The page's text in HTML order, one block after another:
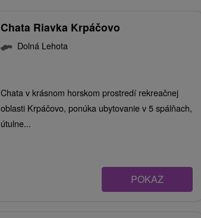
Chata Riavka Krpáčovo
Dolná Lehota
Chata v krásnom horskom prostredí rekreačnej
oblasti Krpáčovo, ponúka ubytovanie v 5 spálňach,
útulne...
POKAZ